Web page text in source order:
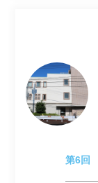
第6回